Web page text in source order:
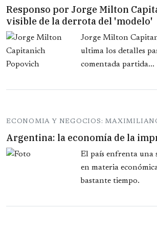
Responso por Jorge Milton
visible de la derrota del 'modelo'
Jorge Milton
ultima los detalles
comentada partida...
ECONOMIA Y NEGOCIOS:
Argentina: la economía de la
El país enfrenta una
en materia
bastante tiempo.